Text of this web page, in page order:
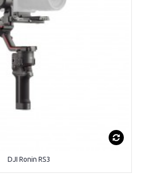
DJI Ronin RS3